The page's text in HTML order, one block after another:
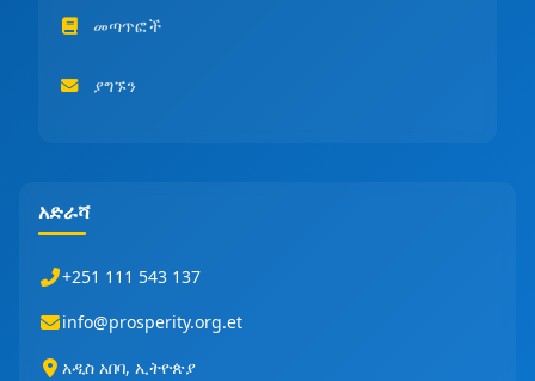
መጣጥፎች
ያግኙን
አድራሻ
+251 111 543 137
info@prosperity.org.et
አዲስ አበባ, ኢትዮጵያ